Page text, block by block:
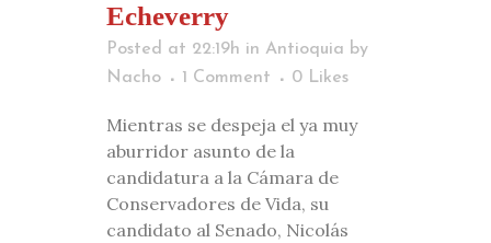
Echeverry
Posted at 22:19h in Antioquia by
Nacho
1 Comment 0 Likes
Mientras se despeja el ya muy
aburridor asunto de la
candidatura a la Cámara de
Conservadores de Vida, su
candidato al Senado, Nicolás